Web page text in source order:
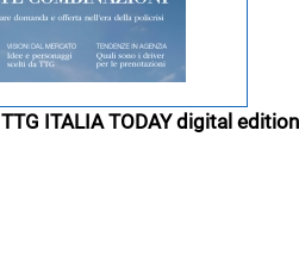
TTG ITALIA TODAY digital edition